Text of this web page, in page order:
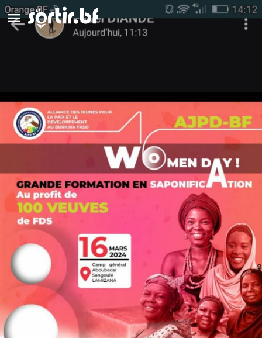
Women day
Appeler
Détails Avis 0
Appeler Laisser un avis Ajouter aux
Description
L' AJPD-BF (Alliance des Jeunes pour la Paix et le
Développement) organise une grande formation en
saponification au profit de cent (100) veuves de FDS.
Prochaines dates